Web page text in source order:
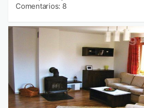
Comentarios: 8